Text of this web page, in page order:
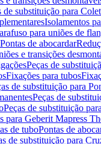
de substituição para
Isolamentos
para uniões de
de abocardar
e transições
Peças de
Fixações para tubos
de substituição para
Peças de
Peças de substituição
para Geberit Mapress
de tuboPontas de
de substituição para